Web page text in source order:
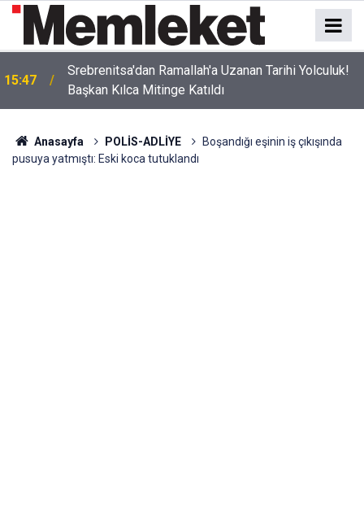
15:47
Srebrenitsa'dan Ramallah'a Uzanan Tarihi Yolculuk!
Başkan Kılca Mitinge Katıldı
Anasayfa POLİS-ADLİYE
Boşandığı eşinin iş çıkışında
pusuya yatmıştı: Eski koca tutuklandı